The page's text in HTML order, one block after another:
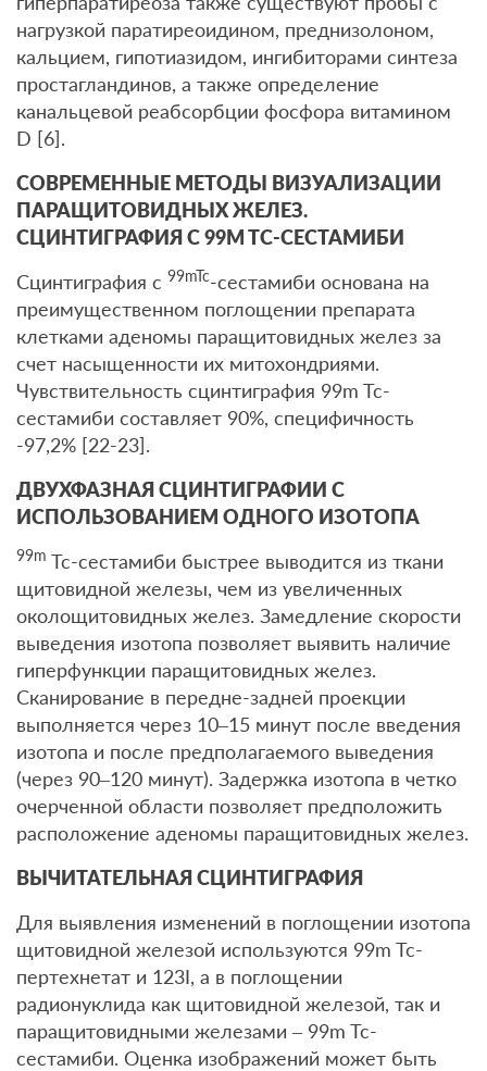
нагрузкой паратиреоидином, преднизолоном,
кальцием, гипотиазидом, ингибиторами синтеза
простагландинов, а также определение
канальцевой реабсорбции фосфора витамином
D [6].
СОВРЕМЕННЫЕ МЕТОДЫ ВИЗУАЛИЗАЦИИ
ПАРАЩИТОВИДНЫХ ЖЕЛЕЗ.
СЦИНТИГРАФИЯ С 99M TC-СЕСТАМИБИ
Сцинтиграфия с 99mTc-сестамиби основана на
преимущественном поглощении препарата
клетками аденомы паращитовидных желез за
счет насыщенности их митохондриями.
Чувствительность сцинтиграфия 99m Tc-
сестамиби составляет 90%, специфичность
-97,2% [22-23].
ДВУХФАЗНАЯ СЦИНТИГРАФИИ С
ИСПОЛЬЗОВАНИЕМ ОДНОГО ИЗОТОПА
99m Tc-сестамиби быстрее выводится из ткани
щитовидной железы, чем из увеличенных
околощитовидных желез. Замедление скорости
выведения изотопа позволяет выявить наличие
гиперфункции паращитовидных желез.
Сканирование в передне-задней проекции
выполняется через 10–15 минут после введения
изотопа и после предполагаемого выведения
(через 90–120 минут). Задержка изотопа в четко
очерченной области позволяет предположить
расположение аденомы паращитовидных желез.
ВЫЧИТАТЕЛЬНАЯ СЦИНТИГРАФИЯ
Для выявления изменений в поглощении изотопа
щитовидной железой используются 99m Tc-
пертехнетат и 123I, а в поглощении
радионуклида как щитовидной железой, так и
паращитовидными железами – 99m Tc-
сестамиби. Оценка изображений может быть